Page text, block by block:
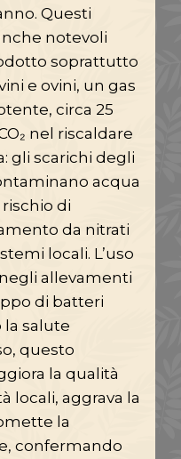
Questi
notevoli
soprattutto
e ovini, un gas
circa 25
nel riscaldare
gli scarichi degli
acqua
di
da nitrati
locali. L’uso
allevamenti
di batteri
salute
questo
la qualità
locali, aggrava la
la
confermando